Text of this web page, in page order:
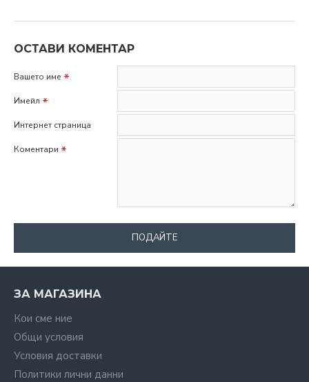
ОСТАВИ КОМЕНТАР
Вашето име
Имейл
Интернет страница
Коментари
ПОДАЙТЕ
ЗА МАГАЗИНА
Кои сме ние
Общи условия
Условия доставки
Политики лични данни